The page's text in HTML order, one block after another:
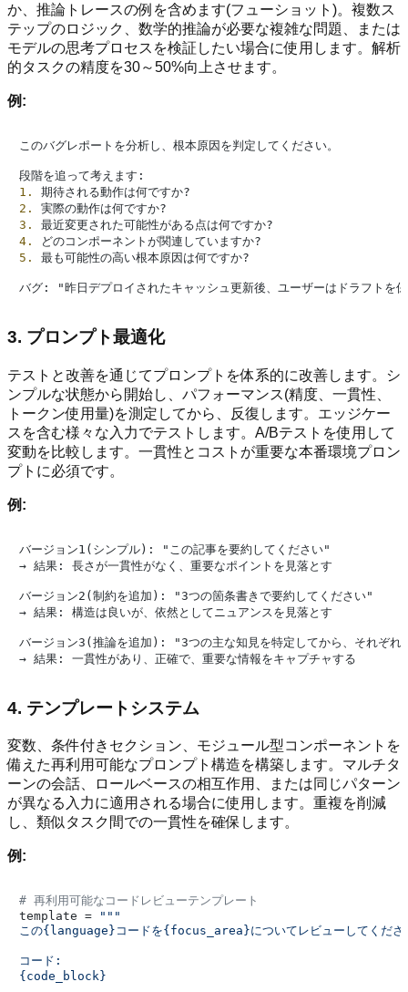
か、推論トレースの例を含めます(フューショット)。複数ス
テップのロジック、数学的推論が必要な複雑な問題、または
モデルの思考プロセスを検証したい場合に使用します。解析
的タスクの精度を30～50%向上させます。
例:
このバグレポートを分析し、根本原因を判定してください。
1.
2.
3.
4.
5.
最も可能性の高い根本原因は何ですか?
3. プロンプト最適化
テストと改善を通じてプロンプトを体系的に改善します。シ
ンプルな状態から開始し、パフォーマンス(精度、一貫性、
トークン使用量)を測定してから、反復します。エッジケー
スを含む様々な入力でテストします。A/Bテストを使用して
変動を比較します。一貫性とコストが重要な本番環境プロン
プトに必須です。
例:
バージョン1(シンプル): "この記事を要約してください"
→ 結果: 長さが一貫性がなく、重要なポイントを見落とす
バージョン2(制約を追加): "3つの箇条書きで要約してください"
→ 結果: 構造は良いが、依然としてニュアンスを見落とす
バージョン3(推論を追加): "3つの主な知見を特定してから、それぞれ
4. テンプレートシステム
変数、条件付きセクション、モジュール型コンポーネントを
備えた再利用可能なプロンプト構造を構築します。マルチタ
ーンの会話、ロールベースの相互作用、または同じパターン
が異なる入力に適用される場合に使用します。重複を削減
し、類似タスク間での一貫性を確保します。
例:
# 再利用可能なコードレビューテンプレート
template =
"""
この{language}コードを{focus_area}についてレビューしてくださ
コード:
{code_block}